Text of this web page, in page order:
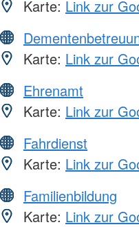
Karte: Link zur
Karte: Link zur
Ehrenamt
Karte: Link zur
Fahrdienst
Karte: Link zur
Familienbildung
Karte: Link zur